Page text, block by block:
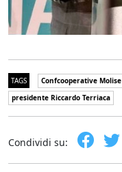
TAGS Confcooperative Molise
presidente Riccardo Terriaca
Condividi su: